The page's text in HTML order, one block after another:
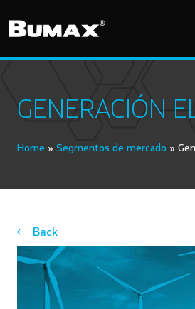
GENERACIÓN
Home » Segmentos de mercado »
Back